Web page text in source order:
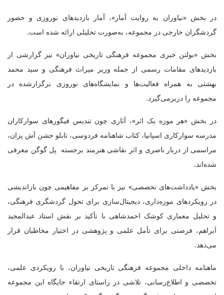
در بخش «نیاوران به روایت آمار»، آمار بازدیدهای نوروزی و حضور
گردشگران خارجی در مجموعه، به‌صورت تحلیلی ارائه شده است.
بخش «بولتن خبری مجموعه فرهنگی تاریخی نیاوران» نیز گزارشی از
بازدیدهای مقامات رسمی از جمله وزیر میراث فرهنگی و سید محمد
بهشتی به همراه فعالیت‌ها و نمایشگاه‌های نوروزی برگزارشده در
مجموعه را دربرمی‌گیرد.
در بخش «هر موزه یک اثر»، آثاری چون تندیس فیگورهای سوارکاران
مدرسه سوارکاری اسپانیا، کتاب شاهنامه فردوسی، تابلو جشن آش پزان،
مراسمی از دربار ناصری و اثر نقاشی هنرمند برجسته پل گوگن معرفی
شده‌اند.
بخش «یادداشت‌های تخصصی» نیز با تمرکز بر مفاهیمی چون بازاندیشی
در رویکردهای موزه‌داری، دیجیتال‌سازی برای تحول گردشگری فرهنگی،
و تحلیل معماری کوشک احمدشاهی با تأکید بر نقش استاد عبدالمجید
اَبراهم، فرصتی برای تأمل علمی و پژوهشی در اختیار مخاطبان قرار
می‌دهد.
ماهنامه داخلی مجموعه فرهنگی تاریخی نیاوران، با رویکردی علمی،
تخصصی و اطلاع‌رسانی، تلاشی در راستای ارتقاء جایگاه این مجموعه